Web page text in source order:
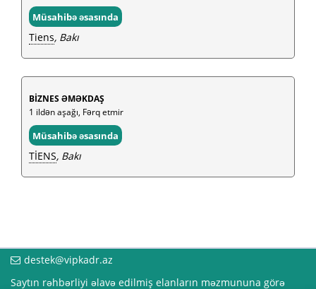
Müsahibə əsasında
Tiens, Bakı
BİZNES ƏMƏKDAŞ
1 ildən aşağı, Fərq etmir
Müsahibə əsasında
TİENS, Bakı
destek@vipkadr.az
Saytın rəhbərliyi əlavə edilmiş elanların məzmununa görə